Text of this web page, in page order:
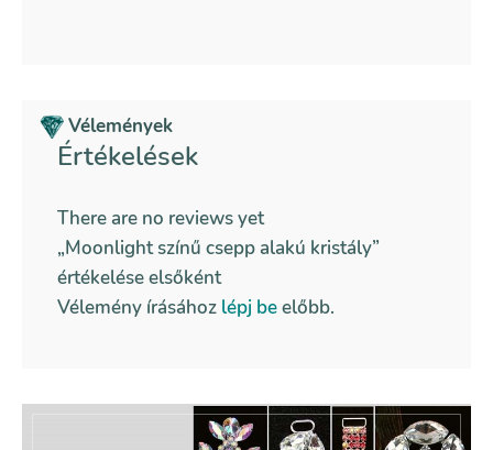
Vélemények
Értékelések
There are no reviews yet
„Moonlight színű csepp alakú kristály”
értékelése elsőként
Vélemény írásához lépj beelőbb.